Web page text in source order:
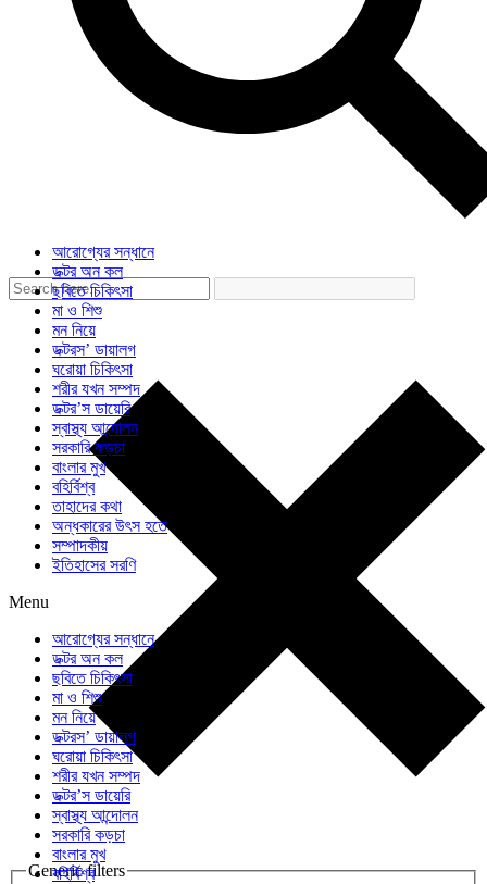
Generic filters
আরোগ্যের সন্ধানে
ডক্টর অন কল
ছবিতে চিকিৎসা
মা ও শিশু
মন নিয়ে
ডক্টরস’ ডায়ালগ
ঘরোয়া চিকিৎসা
শরীর যখন সম্পদ
ডক্টর’স ডায়েরি
স্বাস্থ্য আন্দোলন
সরকারি কড়চা
বাংলার মুখ
বহির্বিশ্ব
তাহাদের কথা
অন্ধকারের উৎস হতে
সম্পাদকীয়
ইতিহাসের সরণি
Menu
আরোগ্যের সন্ধানে
ডক্টর অন কল
ছবিতে চিকিৎসা
মা ও শিশু
মন নিয়ে
ডক্টরস’ ডায়ালগ
ঘরোয়া চিকিৎসা
শরীর যখন সম্পদ
ডক্টর’স ডায়েরি
স্বাস্থ্য আন্দোলন
সরকারি কড়চা
বাংলার মুখ
বহির্বিশ্ব